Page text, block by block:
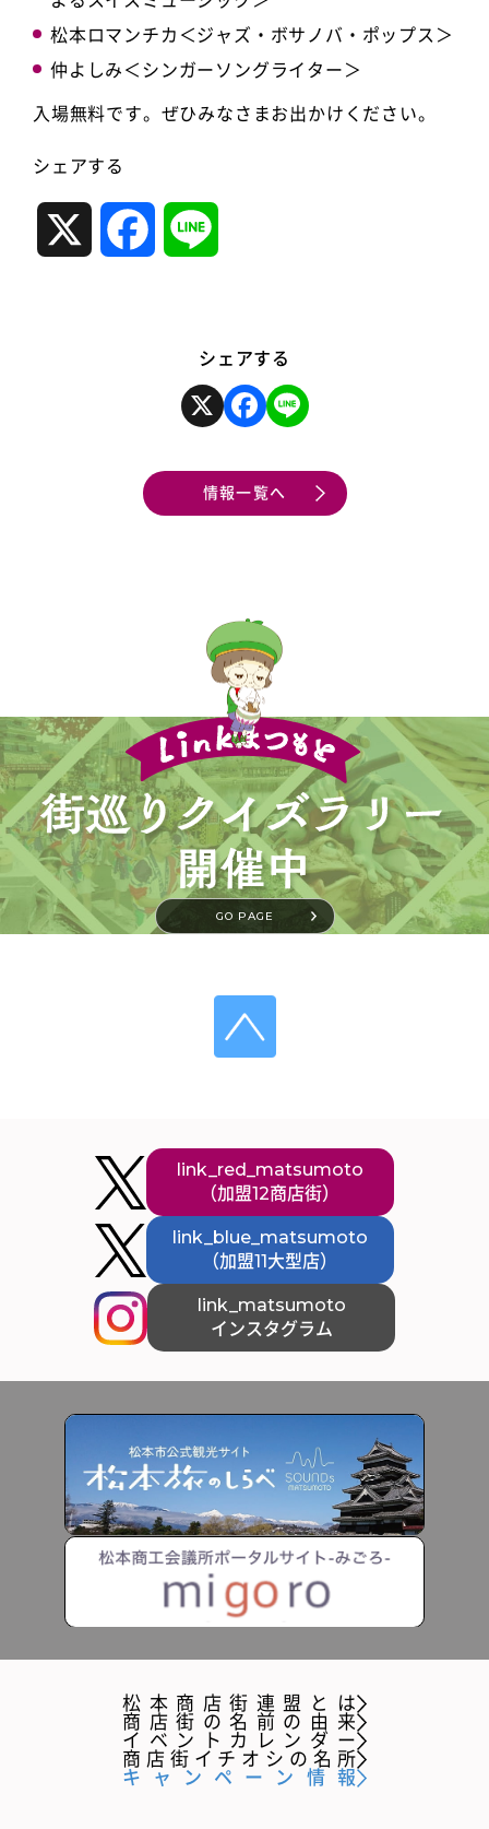
松本ロマンチカ＜ジャズ・ボサノバ・ポップス＞
仲よしみ＜シンガーソングライター＞
入場無料です。ぜひみなさまお出かけください。
シェアする
e
シェアする
X
F
a
c
o
k
i
情報一覧へ
GO PAGE
link_red_matsumoto
（加盟12商店街）
link_blue_matsumoto
（加盟11大型店）
link_matsumoto
インスタグラム
松本商店街連盟とは
商店街の名前の由来
イベントカレンダー
商店街イチオシの名所
キャンペーン情報